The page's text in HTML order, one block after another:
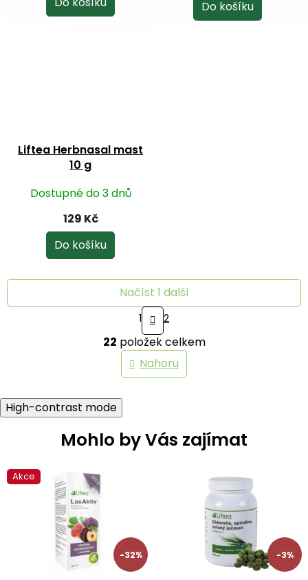
Do košíku
Liftea Herbnasal mast
10 g
Dostupné do 3 dnů
129 Kč
Do košíku
O
v
l
á
p
Načíst 1 další
S
t
r
á
n
k
o
1 2
22 položek celkem
Nahoru
High-contrast mode
Mohlo by Vás zajímat
Akce
-32% -3%